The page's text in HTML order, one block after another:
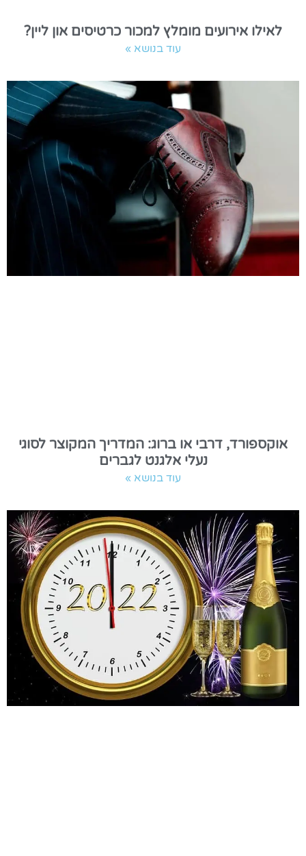
לאילו אירועים מומלץ למכור כרטיסים און ליין?
עוד בנושא »
אוקספורד, דרבי או ברוג: המדריך המקוצר לסוגי
נעלי אלגנט לגברים
עוד בנושא »